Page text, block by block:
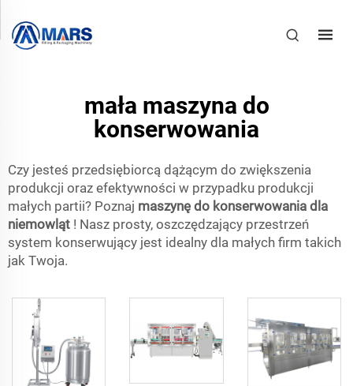
mała maszyna do
konserwowania
Czy jesteś przedsiębiorcą dążącym do zwiększenia
produkcji oraz efektywności w przypadku produkcji
małych partii? Poznaj maszynę do konserwowania dla
niemowląt ! Nasz prosty, oszczędzający przestrzeń
system konserwujący jest idealny dla małych firm takich
jak Twoja.